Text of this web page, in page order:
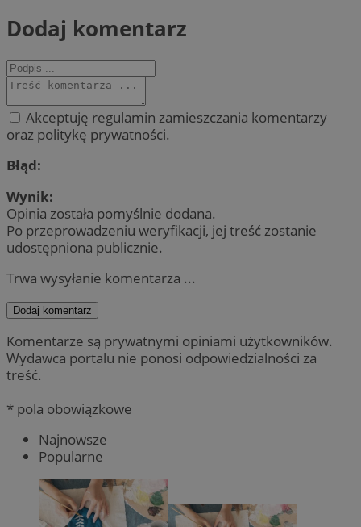
Dodaj komentarz
Akceptuję regulamin zamieszczania komentarzy
oraz politykę prywatności.
Błąd:
Wynik:
Opinia została pomyślnie dodana.
Po przeprowadzeniu weryfikacji, jej treść zostanie
udostępniona publicznie.
Trwa wysyłanie komentarza ...
Dodaj komentarz
Komentarze są prywatnymi opiniami użytkowników.
Wydawca portalu nie ponosi odpowiedzialności za
treść.
* pola obowiązkowe
Najnowsze
Popularne